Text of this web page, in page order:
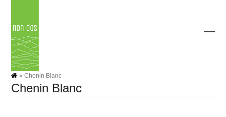
content
»Chenin Blanc
Chenin Blanc